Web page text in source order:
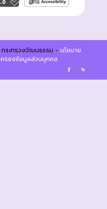
ระทรวงวัฒนธรรม - นโยบาย
รองข้อมูลส่วนบุคคล